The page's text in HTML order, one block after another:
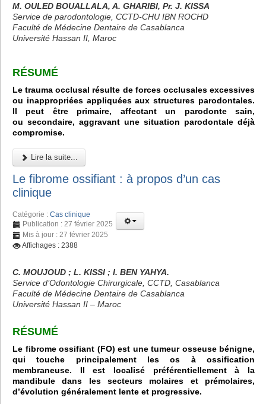
M. OULED BOUALLALA, A. GHARIBI, Pr. J. KISSA
Service de parodontologie, CCTD-CHU IBN ROCHD
Faculté de Médecine Dentaire de Casablanca
Université Hassan II, Maroc
RÉSUMÉ
Le trauma occlusal résulte de forces occlusales excessives
ou inappropriées appliquées aux structures parodontales.
Il peut être primaire, affectant un parodonte sain,
ou secondaire, aggravant une situation parodontale déjà
compromise.
Lire la suite...
Le fibrome ossifiant : à propos d’un cas
clinique
Catégorie : Cas clinique
Publication : 27 février 2025
Mis à jour : 27 février 2025
Affichages : 2388
C. MOUJOUD ; L. KISSI ; I. BEN YAHYA.
Service d’Odontologie Chirurgicale, CCTD, Casablanca
Faculté de Médecine Dentaire de Casablanca
Université Hassan II – Maroc
RÉSUMÉ
Le fibrome ossifiant (FO) est une tumeur osseuse bénigne,
qui touche principalement les os à ossification
membraneuse. Il est localisé préférentiellement à la
mandibule dans les secteurs molaires et prémolaires,
d’évolution généralement lente et progressive.